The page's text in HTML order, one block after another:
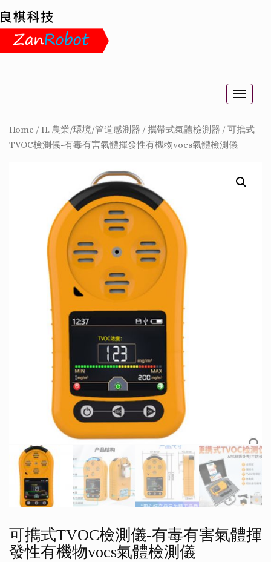
Toggle
Home / H. 農業/環境/管道感測器 / 攜帶式氣體檢測器 / 可擕式
TVOC檢測儀-有毒有害氣體揮發性有機物vocs氣體檢測儀
可擕式TVOC檢測儀-有毒有害氣體揮
發性有機物vocs氣體檢測儀